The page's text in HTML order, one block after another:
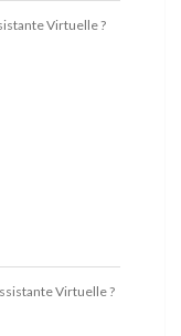
Virtuelle ?
Virtuelle ?